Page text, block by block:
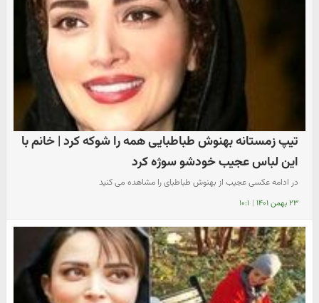
تیپ زمستانه بهنوش طباطبایی همه را شوکه کرد | خانم با
این لباس عجیب خودشو سوژه کرد
در ادامه عکسی عجیب از بهنوش طباطبای را مشاهده می کنید
۲۳ بهمن ۱۴۰۱ | ۱۰:۱